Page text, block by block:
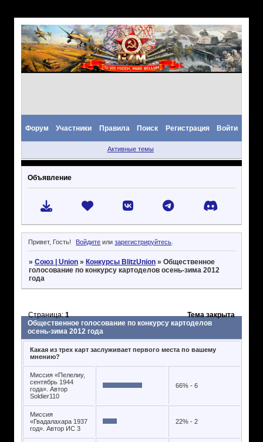
Форум Участники Правила Поиск Регистрация Войти
Активные темы
Объявление
Привет, Гость! Войдите илизарегистрируйтесь
» Союз | Union » Конкурсы BlitzUnion » Общественное
голосование по конкурсу картоделов осень-зима 2012
года
Общественное голосование по конкурсу картоделов
осень-зима 2012 года
Страница:1 Тема закрыта
Какая из трех карт заслуживает первого места по вашему
мнению?
Миссия «Пелелиу,
сентябрь 1944
года». Автор
Soldier110
66% - 6
Миссия
«Гвадалахара 1937
год». Автор ИС 3
22% - 2